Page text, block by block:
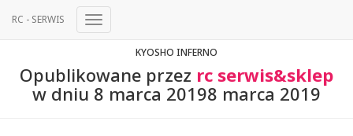
RC - SERWIS
Przełącz
NawigacjęKYOSHO INFERNO
Opublikowane przez rc serwis&sklep
w dniu 8 marca 20198 marca 2019